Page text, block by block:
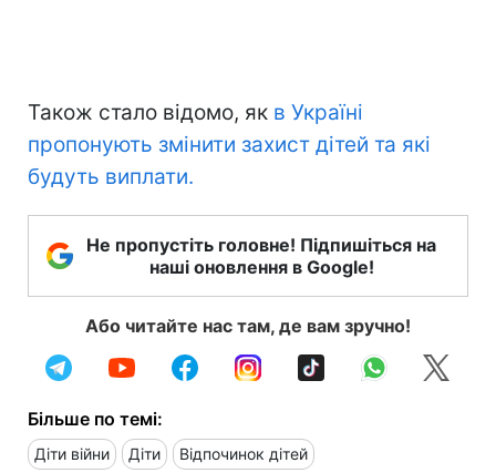
Також стало відомо, як в Україні
пропонують змінити захист дітей та які
будуть виплати.
Не пропустіть головне! Підпишіться на
наші оновлення в Google!
Або читайте нас там, де вам зручно!
Більше по темі:
Діти війни Діти Відпочинок дітей